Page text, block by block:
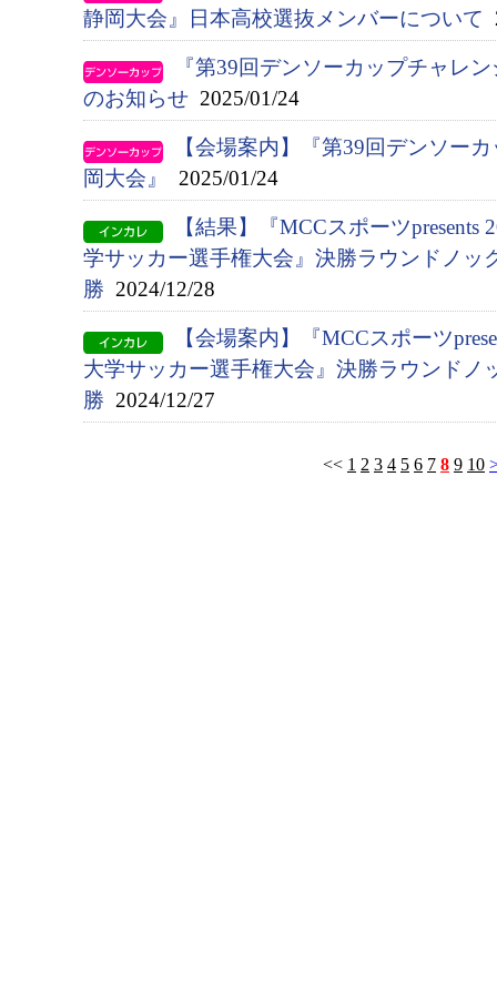
静岡大会』日本高校選抜メンバーについて
『第39回デンソーカップチャレ
のお知らせ 2025/01/24
【会場案内】『第39回デンソー
岡大会』
2025/01/24
【結果】『MCCスポーツ
学サッカー選手権大会』決勝ラウンドノッ
勝 2024/12/28
【会場案内】『MCCスポーツ
大学サッカー選手権大会』決勝ラウンドノ
勝 2024/12/27
<< 1 2 3 4 5 6 7 8 9 10